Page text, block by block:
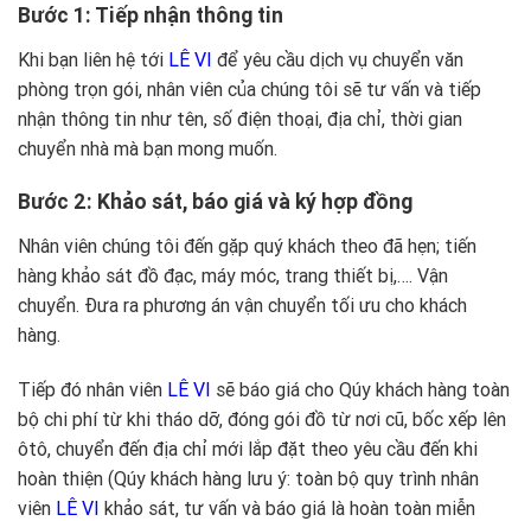
Bước 1: Tiếp nhận thông tin
Khi bạn liên hệ tới LÊ VI để yêu cầu dịch vụ chuyển văn
phòng trọn gói, nhân viên của chúng tôi sẽ tư vấn và tiếp
nhận thông tin như tên, số điện thoại, địa chỉ, thời gian
chuyển nhà mà bạn mong muốn.
Bước 2: Khảo sát, báo giá và ký hợp đồng
Nhân viên chúng tôi đến gặp quý khách theo đã hẹn; tiến
hàng khảo sát đồ đạc, máy móc, trang thiết bị,…. Vận
chuyển. Đưa ra phương án vận chuyển tối ưu cho khách
hàng.
Tiếp đó nhân viên LÊ VI sẽ báo giá cho Qúy khách hàng toàn
bộ chi phí từ khi tháo dỡ, đóng gói đồ từ nơi cũ, bốc xếp lên
ôtô, chuyển đến địa chỉ mới lắp đặt theo yêu cầu đến khi
hoàn thiện (Qúy khách hàng lưu ý: toàn bộ quy trình nhân
viên LÊ VI khảo sát, tư vấn và báo giá là hoàn toàn miễn